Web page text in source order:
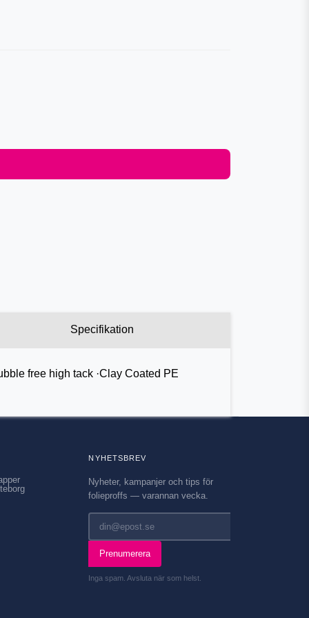
Specifikation
free high tack ·Clay Coated PE
NYHETSBREV
Nyheter, kampanjer och tips för
folieproffs — varannan vecka.
Prenumerera
Inga spam. Avsluta när som helst.